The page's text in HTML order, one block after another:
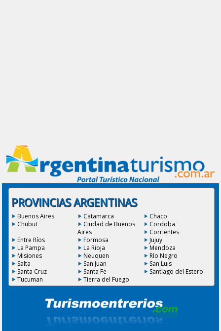
PROVINCIAS ARGENTINAS
Buenos Aires Catamarca
Chaco
Chubut
Ciudad de Buenos
Aires
Cordoba
Corrientes
Entre Ríos
Formosa
Jujuy
La Pampa
La Rioja
Mendoza
Misiones
Neuquen
Río Negro
Salta
San Juan
San Luis
Santa Cruz
Santa Fe
Santiago del Estero
Tucuman
Tierra del Fuego